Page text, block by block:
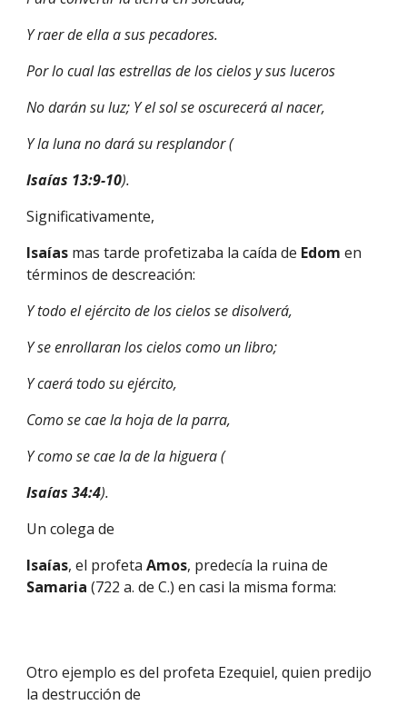
Y raer de ella a sus pecadores.
Por lo cual las estrellas de los cielos y sus luceros
No darán su luz; Y el sol se oscurecerá al nacer,
Y la luna no dará su resplandor (
Isaías 13:9-10).
Significativamente,
Isaías mas tarde profetizaba la caída de Edom en
términos de descreación:
Y todo el ejército de los cielos se disolverá,
Y se enrollaran los cielos como un libro;
Y caerá todo su ejército,
Como se cae la hoja de la parra,
Y como se cae la de la higuera (
Isaías 34:4).
Un colega de
Isaías, el profeta Amos
Samaria (722 a. de C.) en casi la misma forma:
Otro ejemplo es del profeta Ezequiel, quien predijo
la destrucción de